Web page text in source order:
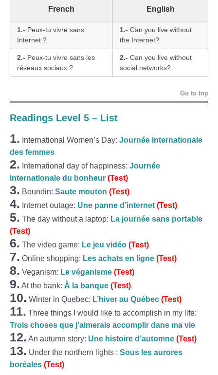
French English
1.- Peux-tu vivre sans
Internet ?
1.- Can you live without
the Internet?
2.- Peux-tu vivre sans les
réseaux sociaux ?
2.- Can you live without
social networks?
Go to top
Readings Level 5 – List
1. International Women’s Day: Journée internationale
des femmes
2. International day of happiness: Journée
internationale du bonheur (Test)
3. Boundin: Saute mouton (Test)
4. Internet outage: Une panne d’internet (Test)
5. The day without a laptop: La journée sans portable
(Test)
6. The video game: Le jeu vidéo (Test)
7. Online shopping: Les achats en ligne (Test)
8. Veganism: Le véganisme (Test)
9. At the bank: À la banque (Test)
10. Winter in Quebec: L’hiver au Québec (Test)
11. Three things I would like to accomplish in my life:
Trois choses que j’aimerais accomplir dans ma vie
12. An autumn story: Une histoire d’automne (Test)
13. Under the northern lights : Sous les aurores
boréales (Test)